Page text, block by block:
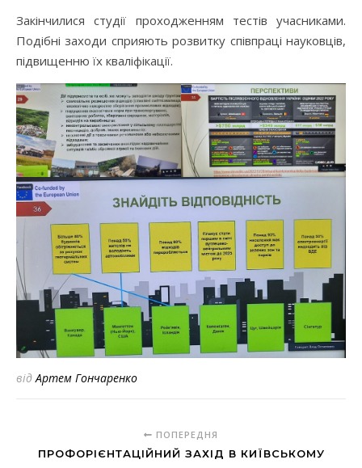
Закінчилися студії проходженням тестів учасниками.
Подібні заходи сприяють розвитку співпраці науковців,
підвищенню їх кваліфікації.
від Артем Гончаренко
ПОПЕРЕДНЯ
ПРОФОРІЄНТАЦІЙНИЙ ЗАХІД В КИЇВСЬКОМУ